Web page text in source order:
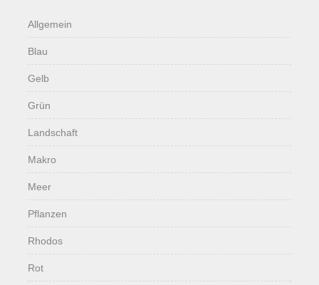
Allgemein
Blau
Gelb
Grün
Landschaft
Makro
Meer
Pflanzen
Rhodos
Rot